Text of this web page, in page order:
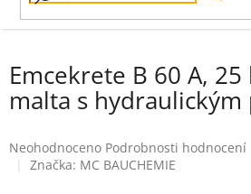
Emcekrete B 60 A,
malta s hydraulickým
Průměrné
hodnocení
Neohodnoceno Podrobnosti hodnocení
Značka: MC BAUCHEMIE